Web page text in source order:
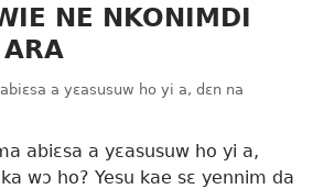
NE NKONIMDI
a yɛasusuw ho yi a, dɛn na
abiɛsa a yɛasusuw ho yi a,
wɔ ho? Yesu kae sɛ yennim da